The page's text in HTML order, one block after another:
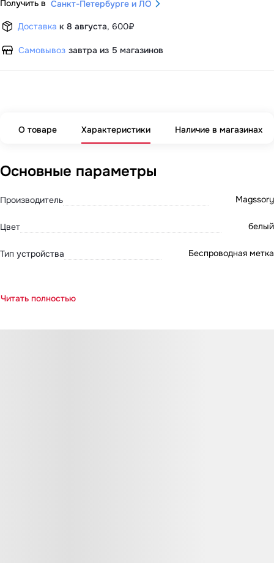
Получить в Санкт-Петербурге и ЛО
Доставка к 8 августа, 600₽
Самовывоз завтра из 5 магазинов
О товаре Характеристики Наличие в магазинах
Основные параметры
Производитель Magssory
Цвет белый
Тип устройства Беспроводная метка
Читать полностью